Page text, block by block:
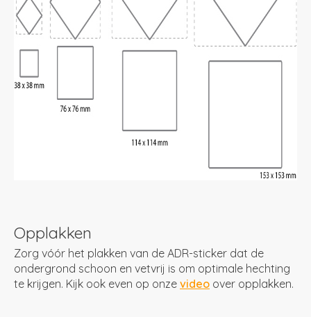
Opplakken
Zorg vóór het plakken van de ADR-sticker dat de
ondergrond schoon en vetvrij is om optimale hechting
te krijgen. Kijk ook even op onze video over opplakken.